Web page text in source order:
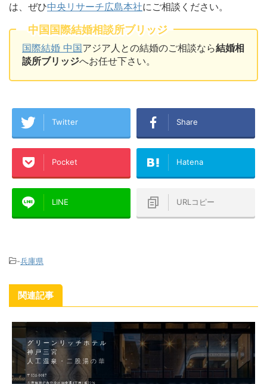
は、ぜひ中央リサーチ広島本社にご相談ください。
中国国際結婚相談所ブリッジ
国際結婚 中国アジア人との結婚のご相談なら結婚相
談所ブリッジへお任せ下さい。
Twitter Share
Pocket Hatena
LINE URLコピー
-兵庫県
関連記事